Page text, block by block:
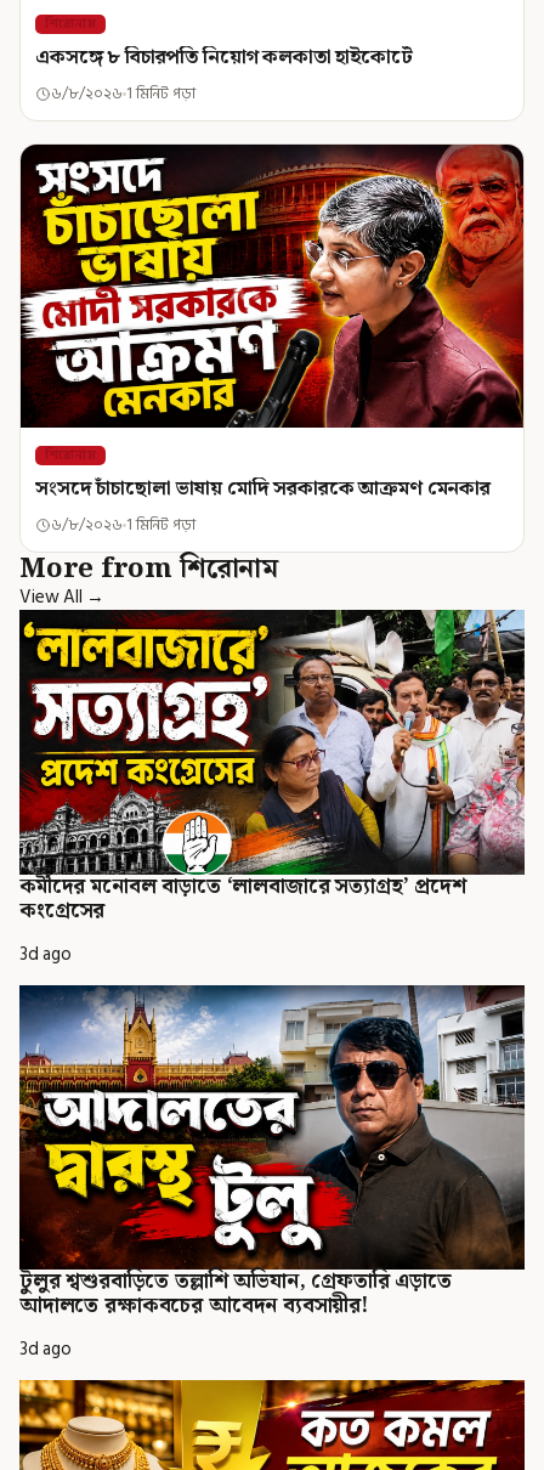
শিরোনাম
একসঙ্গে ৮ বিচারপতি নিয়োগ কলকাতা হাইকোর্টে
৬/৮/২০২৬ 1 মিনিট পড়া
শিরোনাম
সংসদে চাঁচাছোলা ভাষায় মোদি সরকারকে আক্রমণ মেনকার
৬/৮/২০২৬ 1 মিনিট পড়া
More from শিরোনাম
View All →
কর্মীদের মনোবল বাড়াতে ‘লালবাজারে সত্যাগ্রহ’ প্রদেশ
কংগ্রেসের
3d ago
টুলুর শ্বশুরবাড়িতে তল্লাশি অভিযান, গ্রেফতারি এড়াতে
আদালতে রক্ষাকবচের আবেদন ব্যবসায়ীর!
3d ago